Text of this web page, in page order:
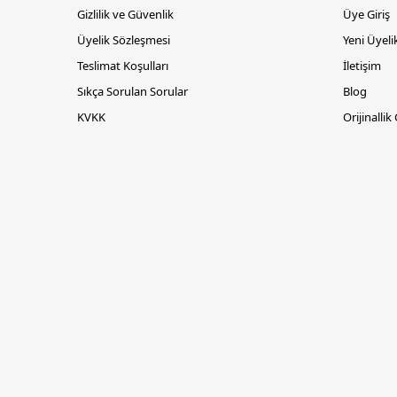
Gizlilik ve Güvenlik
Üyelik Sözleşmesi
Teslimat Koşulları
Sıkça Sorulan Sorular
KVKK
Üye Giriş
Yeni
İletişim
Blog
Orijinallik